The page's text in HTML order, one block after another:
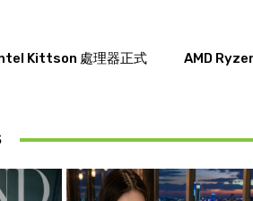
Kittson 處理器正式
AMD